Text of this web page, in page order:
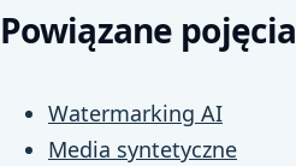
Powiązane pojęcia
Watermarking AI
Media syntetyczne